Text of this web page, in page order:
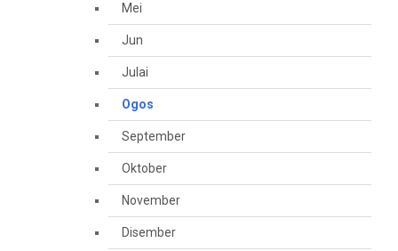
Mei
Jun
Julai
Ogos
September
Oktober
November
Disember